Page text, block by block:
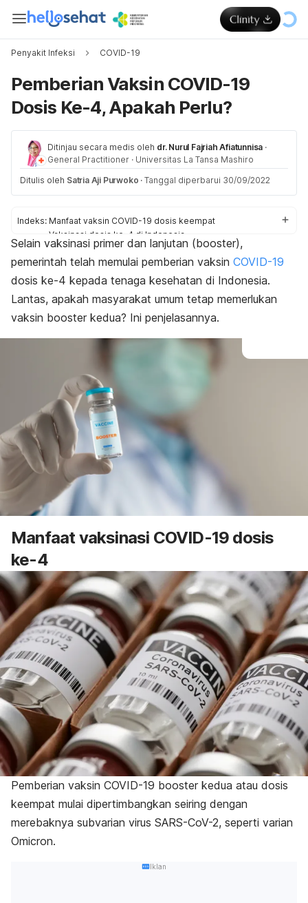
Penyakit Infeksi COVID-19
Pemberian Vaksin COVID-19
Dosis Ke-4, Apakah Perlu?
Ditinjau secara medis oleh dr. Nurul Fajriah Afiatunnisa ·
General Practitioner · Universitas La Tansa Mashiro
Ditulis oleh Satria Aji Purwoko · Tanggal diperbarui 30/09/2022
Indeks: Manfaat vaksin COVID-19 dosis keempat
Vaksinasi dosis ke-4 di Indonesia
Skema vaksin booster
Selain vaksinasi primer dan lanjutan (booster),
pemerintah telah memulai pemberian vaksin COVID-19
dosis ke-4 kepada tenaga kesehatan di Indonesia.
Lantas, apakah masyarakat umum tetap memerlukan
vaksin booster kedua? Ini penjelasannya.
Manfaat vaksinasi COVID-19 dosis
ke-4
Pemberian vaksin COVID-19 booster kedua atau dosis
keempat mulai dipertimbangkan seiring dengan
merebaknya subvarian virus SARS-CoV-2, seperti varian
Omicron.
Iklan